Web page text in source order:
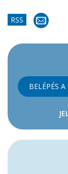
RSS
BELÉPÉS